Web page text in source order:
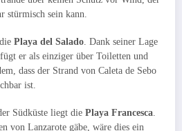
stürmisch sein kann.
Playa del Salado . Dank seiner Lage
er als einziger über Toiletten und
dass der Strand von Caleta de Sebo
ist.
Südküste liegt die Playa Francesca
von Lanzarote gäbe, wäre dies ein